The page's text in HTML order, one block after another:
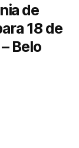
de
18 de
Belo